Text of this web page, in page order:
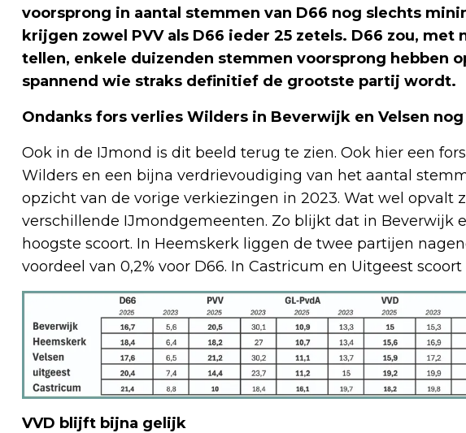
voorsprong in aantal stemmen van D66 nog slechts
krijgen zowel PVV als D66 ieder 25 zetels. D66 zou, met
tellen, enkele duizenden stemmen voorsprong hebben
spannend wie straks definitief de grootste partij wordt.
Ondanks fors verlies Wilders in Beverwijk en Velsen
Ook in de IJmond is dit beeld terug te zien. Ook hier een
Wilders en een bijna verdrievoudiging van het aantal
opzicht van de vorige verkiezingen in 2023. Wat wel opvalt
verschillende IJmondgemeenten. Zo blijkt dat in Beverwijk
hoogste scoort. In Heemskerk liggen de twee partijen
voordeel van 0,2% voor D66. In Castricum en Uitgeest
VVD blijft bijna gelijk